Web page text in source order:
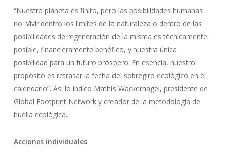
“Nuestro planeta es finito, pero las posibilidades humanas
no. Vivir dentro los límites de la naturaleza o dentro de las
posibilidades de regeneración de la misma es técnicamente
posible, financieramente benéfico, y nuestra única
posibilidad para un futuro próspero. En esencia, nuestro
propósito es retrasar la fecha del sobregiro ecológico en el
calendario”. Así lo indico Mathis Wackernagel, presidente de
Global Footprint Network y creador de la metodología de
huella ecológica.
Acciones individuales